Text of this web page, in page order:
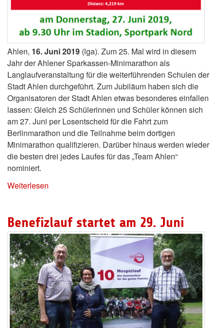
Ahlen, 16. Juni 2019 (lga). Zum 25. Mal wird in diesem
Jahr der Ahlener Sparkassen-Minimarathon als
Langlaufveranstaltung für die weiterführenden Schulen der
Stadt Ahlen durchgeführt. Zum Jubiläum haben sich die
Organisatoren der Stadt Ahlen etwas besonderes einfallen
lassen: Gleich 25 Schülerinnen und Schüler können sich
am 27. Juni per Losentscheid für die Fahrt zum
Berlinmarathon und die Teilnahme beim dortigen
Minimarathon qualifizieren. Darüber hinaus werden wieder
die besten drei jedes Laufes für das „Team Ahlen“
nominiert.
Weiterlesen
Benefizlauf startet am 29. Juni